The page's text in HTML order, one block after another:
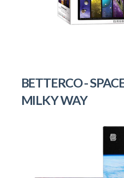
BETTERCO -
MILKY WAY